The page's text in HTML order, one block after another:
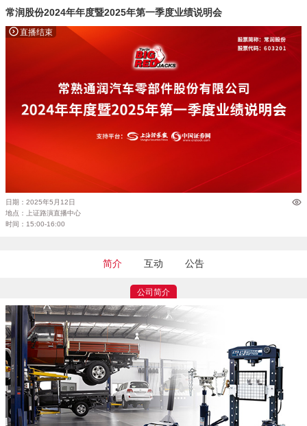
常润股份2024年年度暨2025年第一季度业绩说明会
直播结束
日期：2025年5月12日
地点：上证路演直播中心
时间：15:00-16:00
简介 互动 公告
公司简介